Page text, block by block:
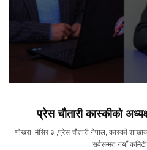
प्रेस चौतारी कास्कीको
पोखरा मंसिर ३ ,प्रेस चौतारी नेपाल, कास्की
सर्वसम्मत नयाँ